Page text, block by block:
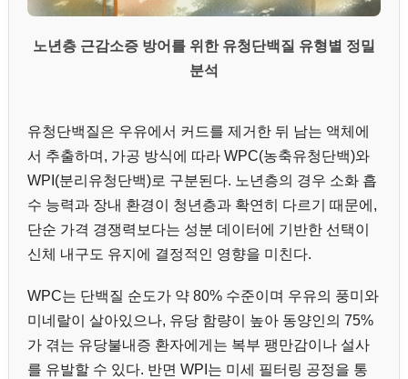
노년층 근감소증 방어를 위한 유청단백질 유형별 정밀
분석
유청단백질은 우유에서 커드를 제거한 뒤 남는 액체에
서 추출하며, 가공 방식에 따라 WPC(농축유청단백)와
WPI(분리유청단백)로 구분된다. 노년층의 경우 소화 흡
수 능력과 장내 환경이 청년층과 확연히 다르기 때문에,
단순 가격 경쟁력보다는 성분 데이터에 기반한 선택이
신체 내구도 유지에 결정적인 영향을 미친다.
WPC는 단백질 순도가 약 80% 수준이며 우유의 풍미와
미네랄이 살아있으나, 유당 함량이 높아 동양인의 75%
가 겪는 유당불내증 환자에게는 복부 팽만감이나 설사
를 유발할 수 있다. 반면 WPI는 미세 필터링 공정을 통